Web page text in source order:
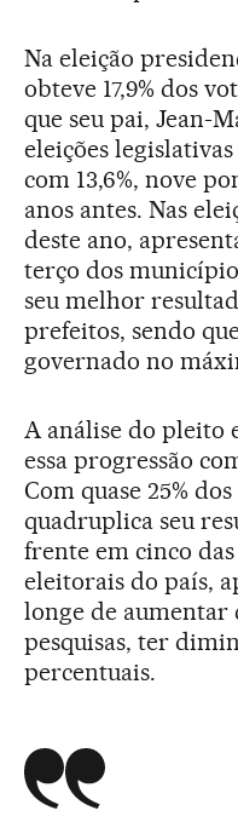
Na eleição
obteve 17,9% dos
que seu pai, Jean-
eleições
com 13,6%, nove
anos antes. Nas
deste ano,
terço dos
seu melhor
prefeitos, sendo
governado no
A análise do pleito
essa progressão
Com quase 25%
quadruplica seu
frente em cinco
eleitorais do país,
longe de aumentar
pesquisas, ter
percentuais.